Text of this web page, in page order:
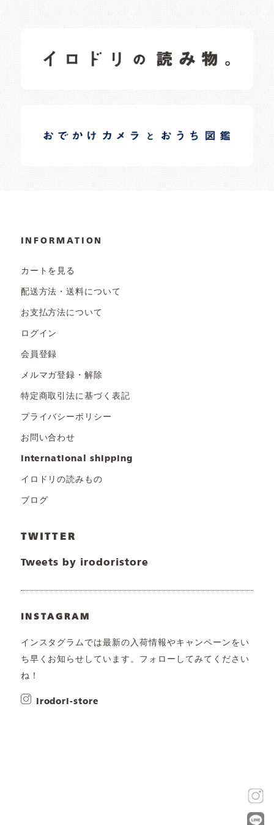
日常の様子など随時更新中です。
日常の様子など随時更新中です。
INFORMATION
カートを見る
配送方法・送料について
お支払方法について
ログイン
会員登録
メルマガ登録・解除
特定商取引法に基づく表記
プライバシーポリシー
お問い合わせ
international shipping
イロドリの読みもの
ブログ
TWITTER
Tweets by irodoristore
INSTAGRAM
インスタグラムでは最新の入荷情報やキャンペーンをい
ち早くお知らせしています。フォローしてみてください
ね！
irodori-store